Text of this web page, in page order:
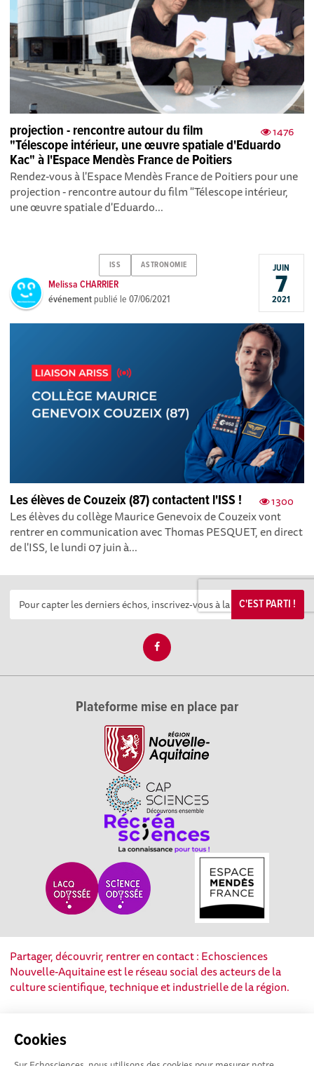
Cookies
1476
projection - rencontre autour du film
"Télescope intérieur, une œuvre spatiale d'Eduardo
Kac" à l'Espace Mendès France de Poitiers
Rendez-vous à l'Espace Mendès France de Poitiers pour une
projection - rencontre autour du film "Télescope intérieur,
une œuvre spatiale d'Eduardo...
ISS ASTRONOMIE
Melissa CHARRIER
événement publié le07/06/2021
JUIN
7
2021
1300
Les élèves de Couzeix (87) contactent l'ISS !
Les élèves du collège Maurice Genevoix de Couzeix vont
rentrer en communication avec Thomas PESQUET, en direct
de l'ISS, le lundi 07 juin à...
C'EST PARTI !
Plateforme mise en place par
Partager, découvrir, rentrer en contact : Echosciences
Nouvelle-Aquitaine est le réseau social des acteurs de la
culture scientifique, technique et industrielle de la région.
|Ligne éditoriale